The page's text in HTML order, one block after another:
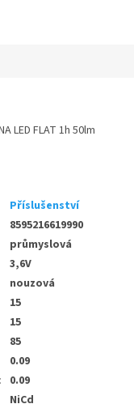
LED FLAT 1h 50lm
Příslušenství
8595216619990
průmyslová
3,6V
nouzová
15
15
85
0.09
: 0.09
NiCd